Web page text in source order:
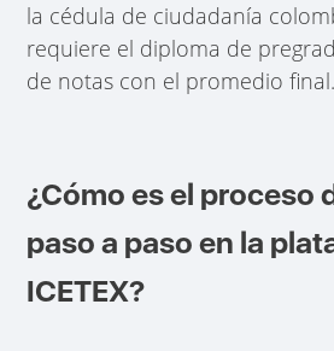
la cédula de ciudadanía
requiere el diploma de
de notas con el promedio final.
¿Cómo es el proceso
paso a paso en la
ICETEX?